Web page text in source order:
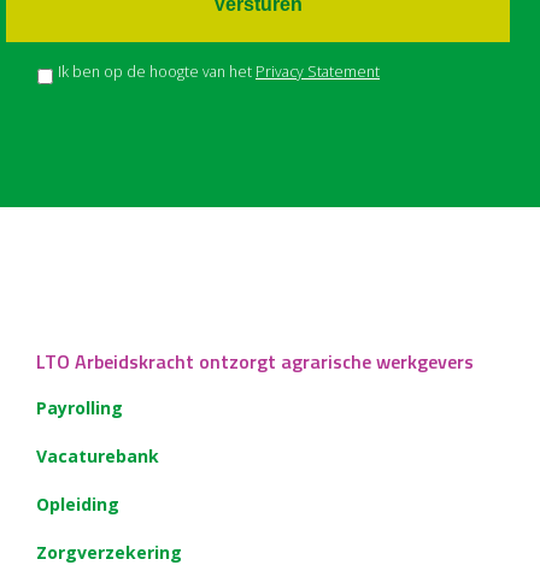
Ik ben op de hoogte van het Privacy Statement
Versturen
LTO Arbeidskracht ontzorgt agrarische werkgevers
Payrolling
Vacaturebank
Opleiding
Zorgverzekering